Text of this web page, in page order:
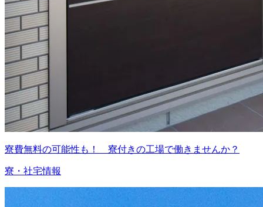
寮費無料の可能性も！ 寮付きの工場で働きませんか？
寮・社宅情報